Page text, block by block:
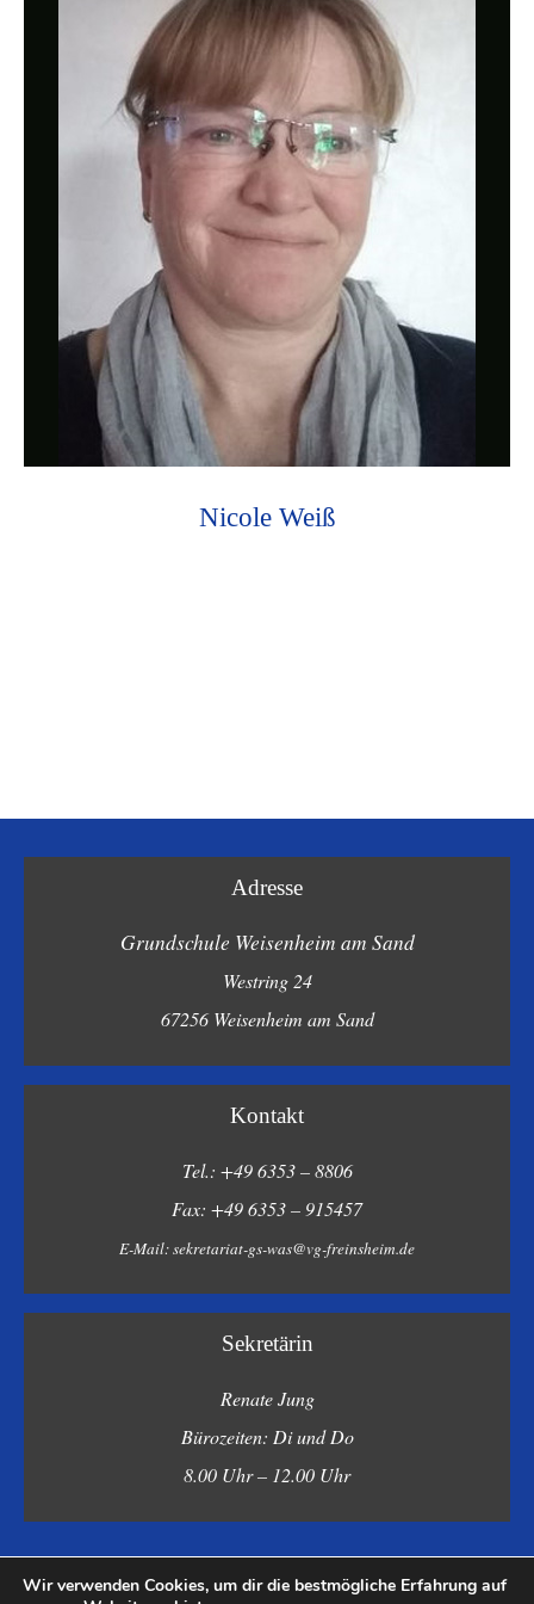
Nicole Weiß
Adresse
Grundschule Weisenheim am Sand
Westring 24
67256 Weisenheim am Sand
Kontakt
Tel.: +49 6353 – 8806
Fax: +49 6353 – 915457
E-Mail:sekretariat-gs-was@vg-freinsheim.de
Sekretärin
Renate Jung
Bürozeiten: Di und Do
8.00 Uhr – 12.00 Uhr
Wir verwenden Cookies, um dir die bestmögliche Erfahrung auf